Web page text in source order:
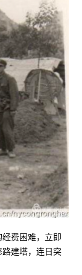
费困难，立即
建塔，连日突